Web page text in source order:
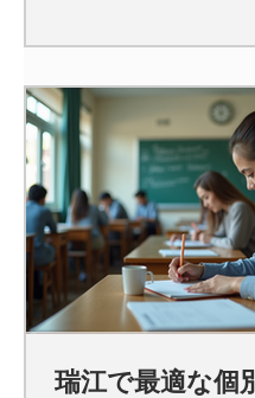
瑞江で最適な個